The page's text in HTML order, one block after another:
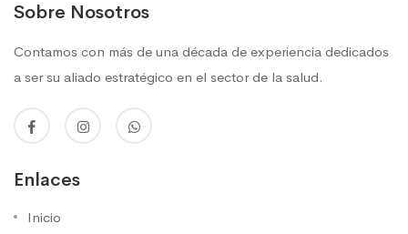
Sobre Nosotros
Contamos con más de una década de experiencia dedicados
a ser su aliado estratégico en el sector de la salud.
Enlaces
Inicio